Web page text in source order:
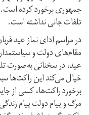
جمهوری برخورد کرده
تلفات جانی نداشته است.
در مراسم ادای نماز عید
مقام‌های دولت و
عید، در سخنانی به‌صورت
خیال می‌کند این راکت‌ها
برخورد راکت‌ها، کسی از
مرگ و پیام دولت پیام